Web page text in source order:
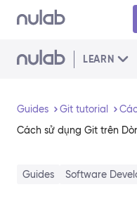
Skip to main content
LEARN
Guides Git tutorial
Cách sử dụng Git trên
Guides Software